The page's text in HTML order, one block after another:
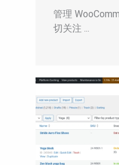
管理
切关注 ...